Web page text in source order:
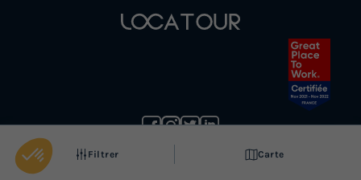
Filtrer Carte
(1) Annulation gratuite jusqu’à 30 jours avant la date de début de votre séjour (sans justificatif et
remboursement sous forme d'avoir).